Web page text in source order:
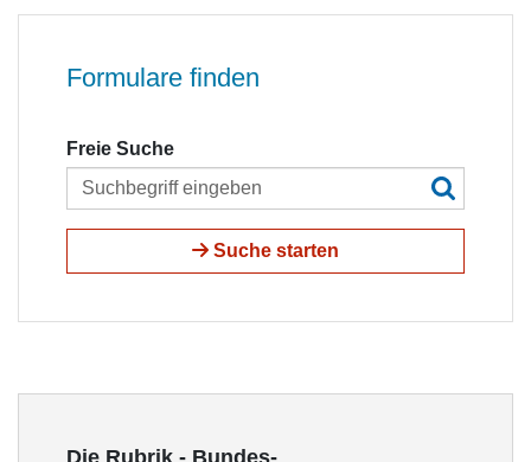
Formulare finden
Freie Suche
Suche starten